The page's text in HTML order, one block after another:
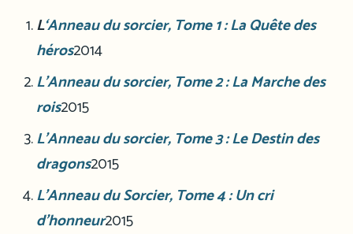
L‘Anneau du sorcier, Tome 1 : La Quête des
héros2014
L’Anneau du sorcier, Tome 2 : La Marche des
rois2015
L’Anneau du sorcier, Tome 3 : Le Destin des
dragons2015
L’Anneau du Sorcier, Tome 4 : Un cri
d’honneur2015